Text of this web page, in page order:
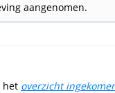
aangenomen.
het overzicht